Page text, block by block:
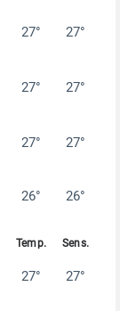
27° 27°
27° 27°
27° 27°
26° 26°
27° 27°